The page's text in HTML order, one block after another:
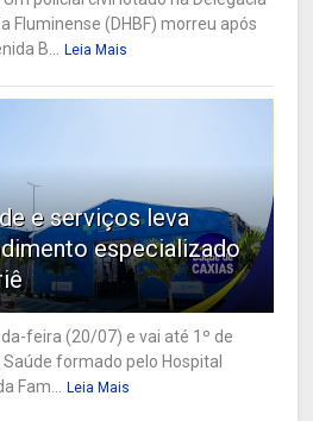
Fluminense (DHBF) morreu após
B...
Leia Mais
e serviços leva
especializado
feira (20/07) e vai até 1º de
formado pelo Hospital
Fam...
Leia Mais